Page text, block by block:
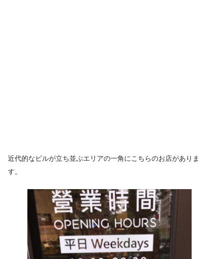
近代的なビルが立ち並ぶエリアの一角にこちらのお店がありま
す。